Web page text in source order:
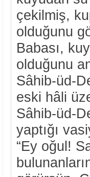
çekilmiş,
olduğunu
Babası,
olduğunu
Sâhib-üd-
eski hâli
Sâhib-üd-
yaptığı
“Ey oğul!